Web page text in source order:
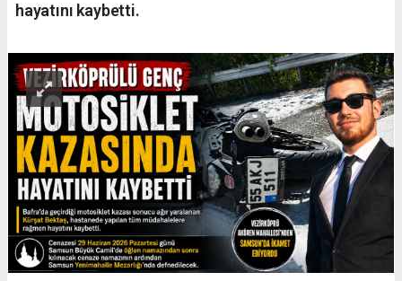
hayatını kaybetti.